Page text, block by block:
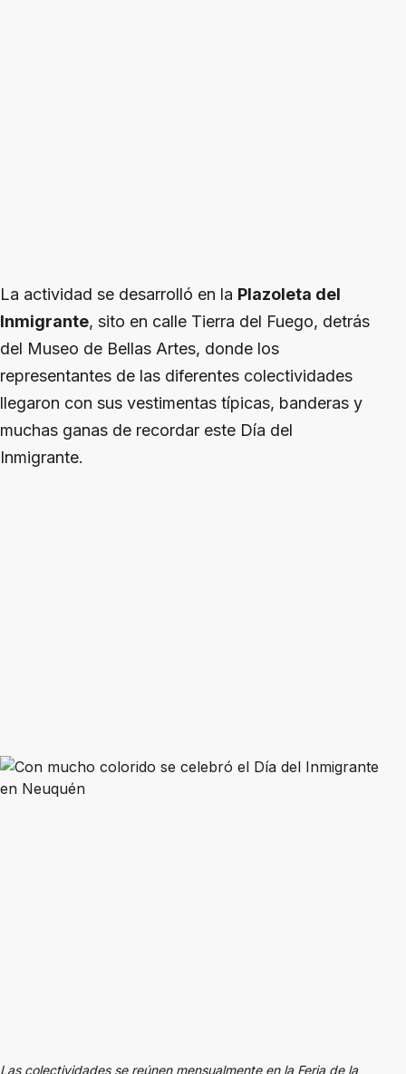
La actividad se desarrolló en la Plazoleta del
Inmigrante, sito en calle Tierra del Fuego, detrás
del Museo de Bellas Artes, donde los
representantes de las diferentes colectividades
llegaron con sus vestimentas típicas, banderas y
muchas ganas de recordar este Día del
Inmigrante.
Las colectividades se reúnen mensualmente en la Feria de la